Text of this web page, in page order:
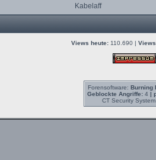
Kabelaff
Views heute:110.690 |
Forensoftware: Burning
Geblockte Angriffe:4 |
CT Security